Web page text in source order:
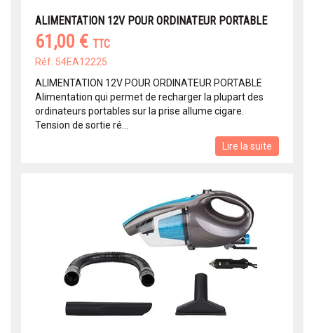
ALIMENTATION 12V POUR ORDINATEUR PORTABLE
61,00 € TTC
Réf: 54EA12225
ALIMENTATION 12V POUR ORDINATEUR PORTABLE
Alimentation qui permet de recharger la plupart des
ordinateurs portables sur la prise allume cigare.
Tension de sortie ré...
Lire la suite